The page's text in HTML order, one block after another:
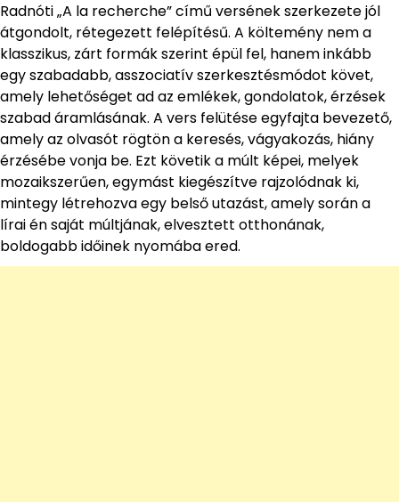
Radnóti „A la recherche” című versének szerkezete jól
átgondolt, rétegezett felépítésű. A költemény nem a
klasszikus, zárt formák szerint épül fel, hanem inkább
egy szabadabb, asszociatív szerkesztésmódot követ,
amely lehetőséget ad az emlékek, gondolatok, érzések
szabad áramlásának. A vers felütése egyfajta bevezető,
amely az olvasót rögtön a keresés, vágyakozás, hiány
érzésébe vonja be. Ezt követik a múlt képei, melyek
mozaikszerűen, egymást kiegészítve rajzolódnak ki,
mintegy létrehozva egy belső utazást, amely során a
lírai én saját múltjának, elvesztett otthonának,
boldogabb időinek nyomába ered.